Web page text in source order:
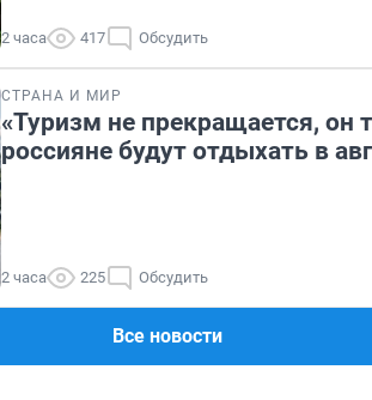
2 часа 417 Обсудить
СТРАНА И МИР
«Туризм не прекращается, он
россияне будут отдыхать в
2 часа 225 Обсудить
Все новости